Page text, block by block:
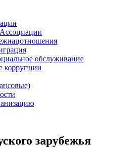
обслуживание
коррупции
зарубежья